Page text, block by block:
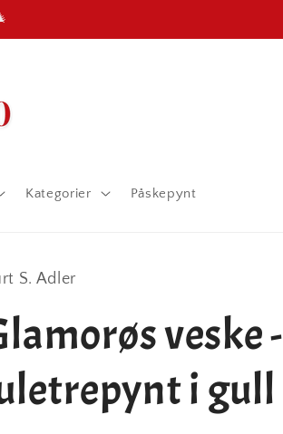
Kategorier Påskepynt
S. Adler
veske -
i gull